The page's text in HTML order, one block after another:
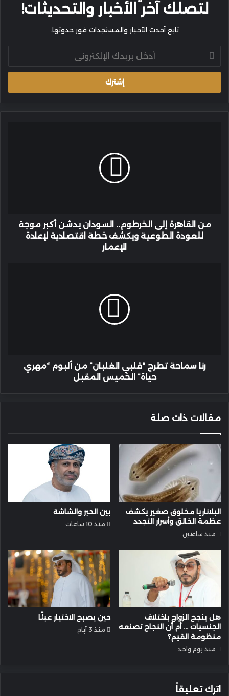
لتصلك آخر الأخبار والتحديثات!
تابع أحدث الأخبار والمستجدات فور حدوثها.
بريدك
الإلكتروني
الطوعية
ويكشف
من القاهرة إلى الخرطوم.. السودان يدشن أكبر موجة
للعودة الطوعية ويكشف خطة اقتصادية لإعادة
الإعمار
الخميسرنا سماحة تطرح “قلبي الغلبان” من ألبوم “مهري
حياة” الخميس المقبل
مقالات ذات صلة
البلاناريا مخلوق صغير يكشف
عظمة الخالق وأسرار التجدد
منذ ساعتين
بين الحبر والشاشة
منذ 10 ساعات
هل ينجح الزواج باختلاف
الجنسيات … أم أن النجاح تصنعه
منظومة القيم؟
منذ يوم واحد
حين يصبح الاختيار عبئًا
منذ 3 أيام
اترك تعليقاً